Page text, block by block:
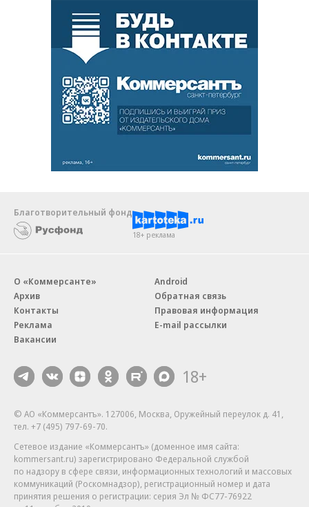
Благотворительный фонд
18+ реклама
О «Коммерсанте»
Архив
Контакты
Реклама
Вакансии
Android
Обратная связь
Правовая информация
E-mail рассылки
18+
© АО «Коммерсантъ». 127006, Москва, Оружейный переулок д. 41,
тел. +7 (495) 797-69-70.
Сетевое издание «Коммерсантъ» (доменное имя сайта:
kommersant.ru) зарегистрировано Федеральной службой
по надзору в сфере связи, информационных технологий и массовых
коммуникаций (Роскомнадзор), регистрационный номер и дата
принятия решения о регистрации: серия Эл № ФС77-76922